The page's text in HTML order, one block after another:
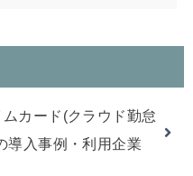
カード(クラウド勤怠
導入事例・利用企業